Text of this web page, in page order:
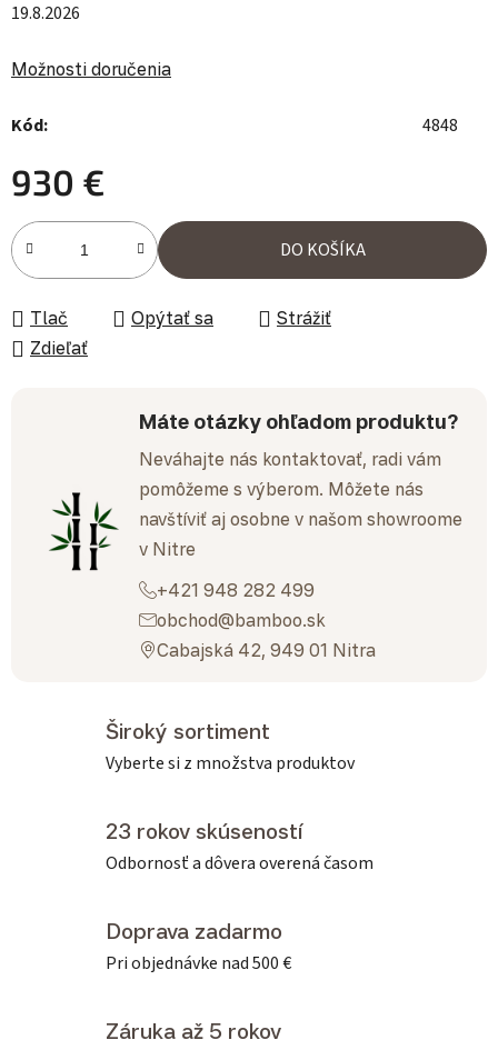
19.8.2026
Možnosti doručenia
Kód: 4848
930 €
Jednotková cena:
DO KOŠÍKA
Tlač Opýtať sa
Strážiť
Zdieľať
Máte otázky ohľadom produktu?
Neváhajte nás kontaktovať, radi vám
pomôžeme s výberom. Môžete nás
navštíviť aj osobne v našom showroome
v Nitre
+421 948 282 499
obchod@bamboo.sk
Cabajská 42, 949 01 Nitra
Široký sortiment
Vyberte si z množstva produktov
23 rokov skúseností
Odbornosť a dôvera overená časom
Doprava zadarmo
Pri objednávke nad 500 €
Záruka až 5 rokov